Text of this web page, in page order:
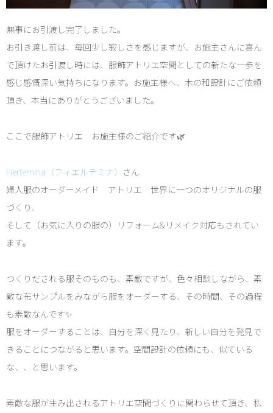
無事にお引渡し完了しました。
お引き渡し前は、毎回少し寂しさを感じますが、お施主さんに喜ん
で頂けたお引渡し時には、服飾アトリエ空間としての新たな一歩を
感じ感慨深い気持ちになります。お施主様へ、木の和設計にご依頼
頂き、本当にありがとうございました。
ここで服飾アトリエ お施主様のご紹介です🌿
Fiertemina（フィエルテミナ） さん
婦人服のオーダーメイド アトリエ 世界に一つのオリジナルの服
づくり、
そして（お気に入りの服の）リフォーム&リメイク対応もされてい
ます。
つくりだされる服そのものも、素敵ですが、色々相談しながら、素
敵な布サンプルをみながら服をオーダーする、その時間、その過程
も素敵なんです✨
服をオーダーすることは、自分を深く見たり、新しい自分を発見で
きることにつながると思います。空間設計の依頼にも、似ている
な、、と思います。
素敵な服が生み出されるアトリエ空間づくりに関わらせて頂き、私